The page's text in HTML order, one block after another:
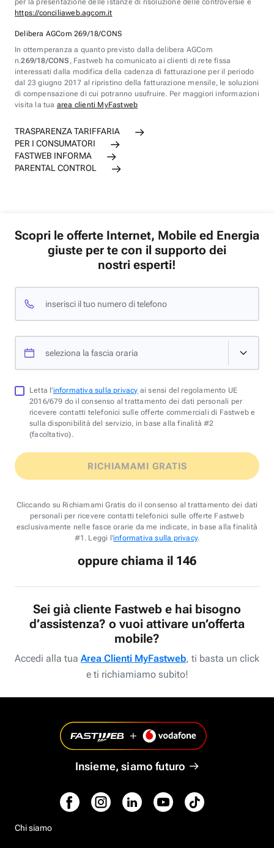
per la presentazione delle istanze di risoluzione delle controversie è
https://conciliaweb.agcom.it
Delibera AGCom 269/18/CONS
In ottemperanza a quanto previsto dalla delibera AGCom
n.269/18/CONS , Fastweb ha comunicato ai clienti di rete fissa
interessati dalla modifica della cadenza di fatturazione per il periodo
dal 23 giugno 2017 al ripristino della fatturazione mensile, le soluzioni
di compensazione di cui potranno usufruire. Per maggiori informazioni
visita la tua area clienti MyFastweb
TRASPARENZA TARIFFARIA
PER I CONSUMATORI
FASTWEB INFORMA
PARENTAL CONTROL
Scopri le offerte Internet, Mobile ed Energia
giuste per te con il supporto dei
nostri esperti!
inserisci il tuo numero di telefono
seleziona la fascia oraria
Letta l'informativa sulla privacy ai sensi del regolamento UE
2016/679 do il consenso al trattamento dei dati personali per
ricevere contatti telefonici sulle offerte commerciali di Fastweb e
sulla disponibilità del servizio, in base alla finalità #2
(facoltativo).
RICHIAMAMI GRATIS
Cliccando su Richiamami Gratis do il consenso al trattamento dei dati
personali per ricevere contatti telefonici sulle offerte Fastweb
esclusivamente nelle fasce orarie da me indicate, in base alla finalità
#1. Leggi l'informativa sulla privacy.
oppure chiama il 146
Sei già cliente Fastweb e hai bisogno
d’assistenza? o vuoi attivare un’offerta
mobile?
Accedi alla tua Area Clienti MyFastweb, ti basta un click
e ti richiamiamo subito!
Insieme, siamo futuro
Chi siamo